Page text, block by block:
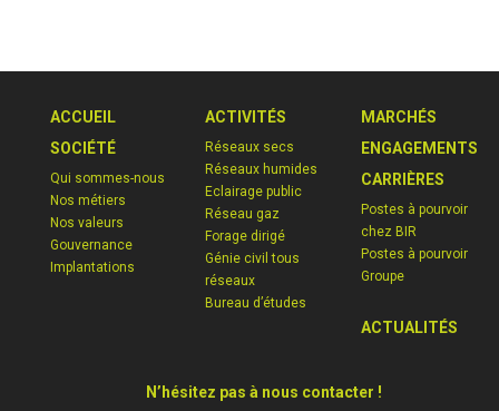
ACCUEIL
SOCIÉTÉ
Qui sommes-nous
Nos métiers
Nos valeurs
Gouvernance
Implantations
ACTIVITÉS
Réseaux secs
Réseaux humides
Eclairage public
Réseau gaz
Forage dirigé
Génie civil tous
réseaux
Bureau d’études
MARCHÉS
ENGAGEMENTS
CARRIÈRES
Postes à pourvoir
chez BIR
Postes à pourvoir
Groupe
ACTUALITÉS
N’hésitez pas à nous contacter !